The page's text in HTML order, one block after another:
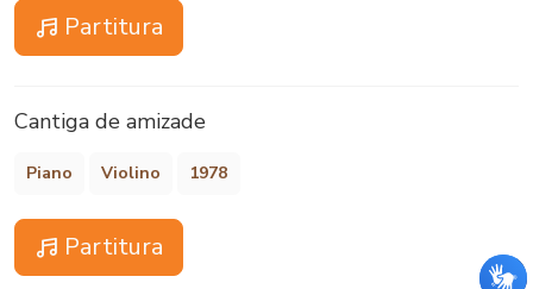
Partitura
Cantiga de amizade
Piano Violino 1978
Partitura